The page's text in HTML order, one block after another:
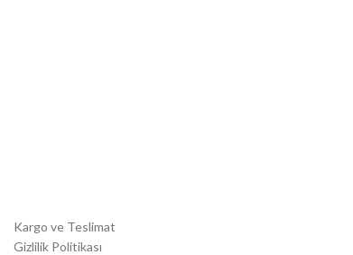
Kargo ve Teslimat
Gizlilik Politikası